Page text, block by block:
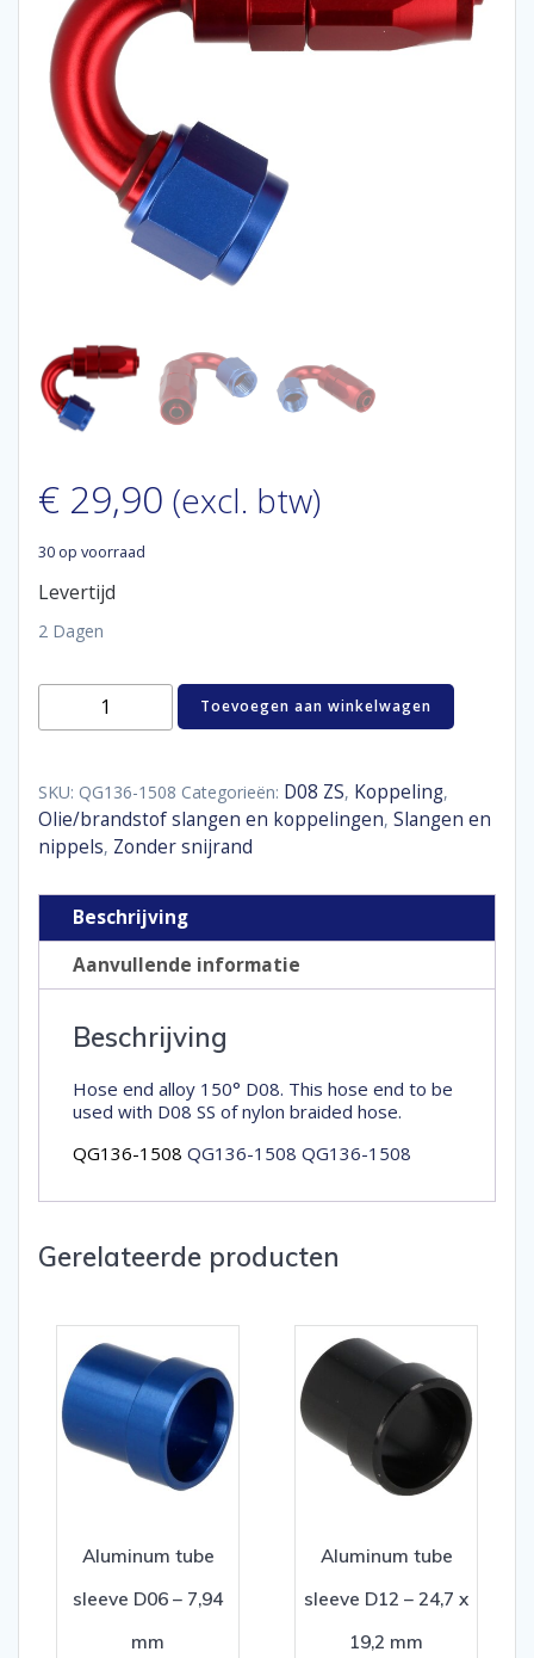
€ 29,90 (excl. btw)
30 op voorraad
Levertijd
2 Dagen
Hose
D08
aantal
Toevoegen aan winkelwagen
SKU: QG136-1508 Categorieën: D08 ZS, Koppeling,
Olie/brandstof slangen en koppelingen, Slangen en
nippels, Zonder snijrand
Beschrijving
Aanvullende informatie
Beschrijving
Hose end alloy 150° D08. This hose end to be
used with D08 SS of nylon braided hose.
QG136-1508 QG136-1508 QG136-1508
Gerelateerde producten
Aluminum tube
sleeve D06 – 7,94
mm
Aluminum tube
sleeve D12 – 24,7 x
19,2 mm